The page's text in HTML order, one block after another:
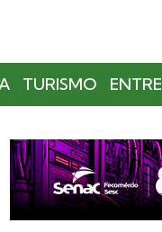
TURISMO